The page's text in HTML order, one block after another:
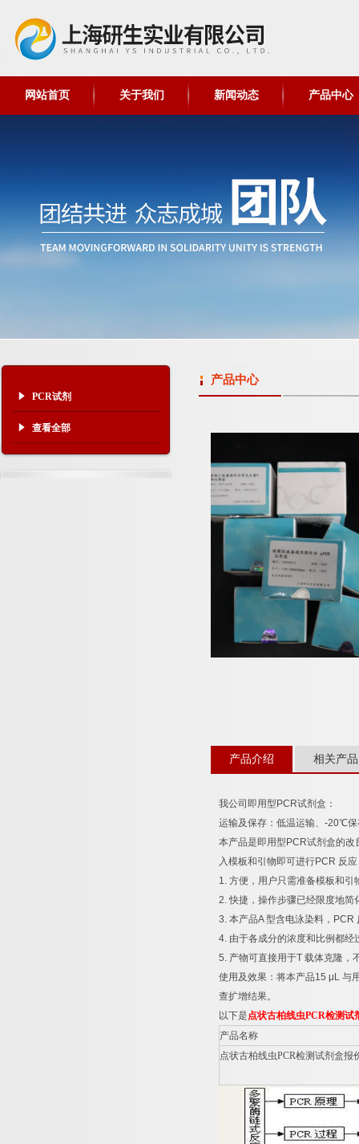
网站首页 关于我们 新闻动态 产品中心
PCR试剂
查看全部
产品中心
产品介绍 相关产品
我公司即用型 PCR试剂盒：
运输及保存：低温运输、 -20℃
本产品是即用型 PCR试剂盒的改
入模板和引物即可进行PCR 反
1. 方便，用户只需准备模板和引
2.快捷，操作步骤已经限度地简
3. 本产品A型含电泳染料， PCR
4. 由于各成分的浓度和比例都
5. 产物可直接用于T 载体克隆，
使用及效果：将本产品15 μL 与
查扩增结果。
以下是点状古柏线虫PCR检测试
产品名称
点状古柏线虫PCR检测试剂盒报